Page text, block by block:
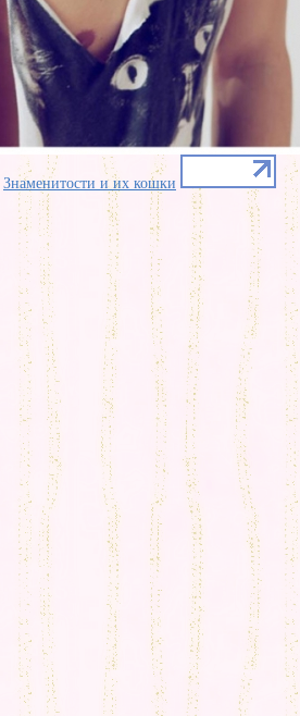
Знаменитости и их кошки